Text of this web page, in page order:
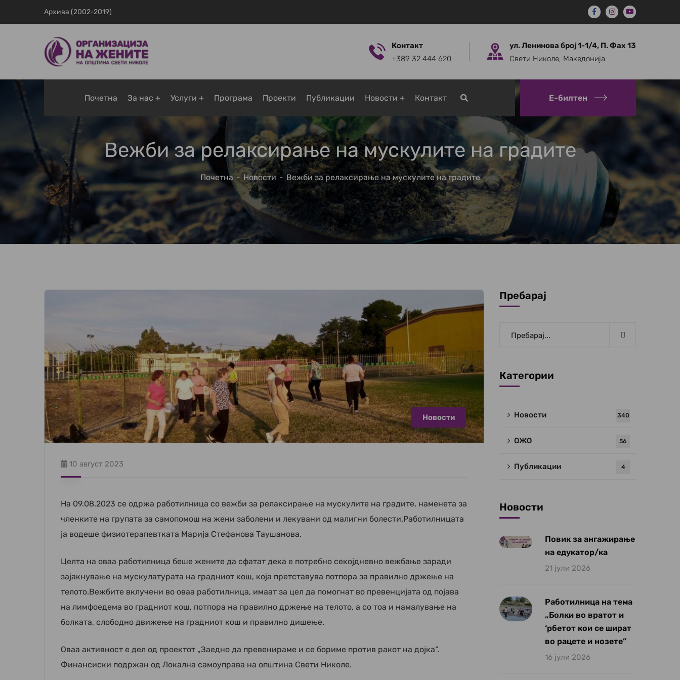
Архива (2002-2019)
Контакт
+389 32 444 620
ул. Ленинова број 1-1/4, П. Фах 13
Свети Николе, Македонија
Почетна За нас Услуги Програмa Проекти Публикации Новости Контакт Е-билтен
Вежби за релаксирање на мускулите на градите
Почетна Новости Вежби за релаксирање на мускулите на градите
Новости
10 август 2023
На 09.08.2023 се одржа работилница со вежби за релаксирање на мускулите на градите, наменета за
членките на групата за самопомош на жени заболени и лекувани од малигни болести.Работилницата
ја водеше физиотерапевтката Марија Стефанова Таушанова.
Целта на оваа работилница беше жените да сфатат дека е потребно секојдневно вежбање заради
зајакнување на мускулатурата на градниот кош, која претставува потпора за правилно држење на
телото.Вежбите вклучени во оваа работилница, имаат за цел да помогнат во превенцијата од појава
на лимфоедема во градниот кош, потпора на правилно држење на телото, а со тоа и намалување на
болката, слободно движење на градниот кош и правилно дишење.
Оваа активност е дел од проектот „Заедно да превенираме и се бориме против ракот на дојка“.
Финансиски подржан од Локална самоуправа на општина Свети Николе.
Пребарај
Категории
Новости 340
ОЖО 56
Публикации 4
Новости
Повик за ангажирање
на едукатор/ка
21 јули 2026
Работилница на тема
„Болки во вратот и
‘рбетот кои се шират
во рацете и нозете”
16 јули 2026